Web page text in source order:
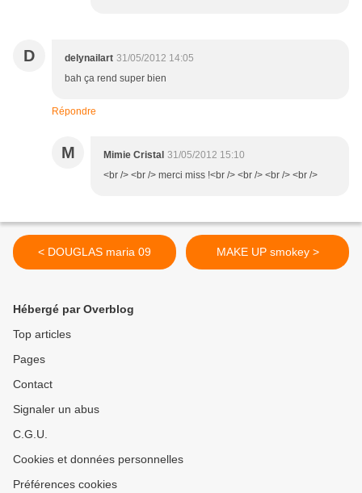
D delynailart 31/05/2012 14:05
bah ça rend super bien
Répondre
M Mimie Cristal 31/05/2012 15:10
<br /> <br /> merci miss !<br /> <br /> <br /> <br />
< DOUGLAS maria 09 MAKE UP smokey >
Hébergé par Overblog
Top articles
Pages
Contact
Signaler un abus
C.G.U.
Cookies et données personnelles
Préférences cookies